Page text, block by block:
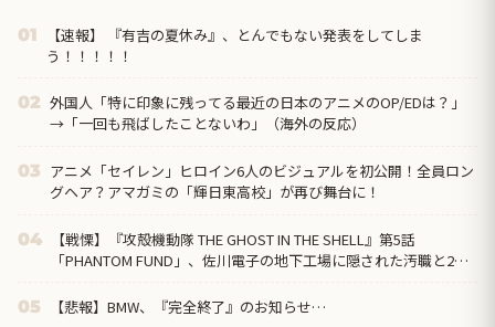
01
【速報】 『有吉の夏休み』、とんでもない発表をしてしま
う！！！！！
02 外国人「特に印象に残ってる最近の日本のアニメのOP/EDは？」
→「一回も飛ばしたことないわ」（海外の反応）
03 アニメ「セイレン」ヒロイン6人のビジュアルを初公開！全員ロン
グヘア？アマガミの「輝日東高校」が再び舞台に！
04
【戦慄】『攻殻機動隊 THE GHOST IN THE SHELL』第5話
「PHANTOM FUND」、佐川電子の地下工場に隠された汚職と2週
の懐じゃないんだよ」
05 【悲報】BMW、『完全終了』のお知らせ…